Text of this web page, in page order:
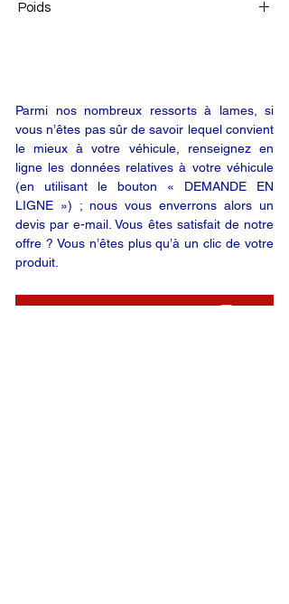
Poids
Parmi nos nombreux ressorts à lames, si
vous n’êtes pas sûr de savoir lequel convient
le mieux à votre véhicule, renseignez en
ligne les données relatives à votre véhicule
(en utilisant le bouton « DEMANDE EN
LIGNE ») ; nous vous enverrons alors un
devis par e-mail. Vous êtes satisfait de notre
offre ? Vous n’êtes plus qu’à un clic de votre
produit.